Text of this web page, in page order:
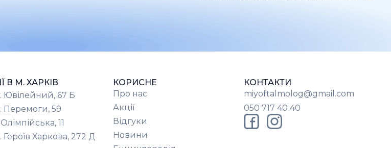
В М. ХАРКІВ
Ювілейний, 67 Б
Перемоги, 59
11
Героїв Харкова, 272 Д
КОРИСНЕ
Про нас
Акції
Відгуки
Новини
КОНТАКТИ
miyoftalmolog@gmail.com
050 717 40 40